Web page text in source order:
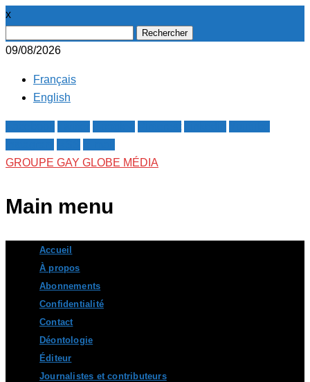
x
09/08/2026
Français
English
GROUPE GAY GLOBE MÉDIA
Main menu
content
Accueil
À propos
Abonnements
Confidentialité
Contact
Déontologie
Éditeur
Journalistes et contributeurs